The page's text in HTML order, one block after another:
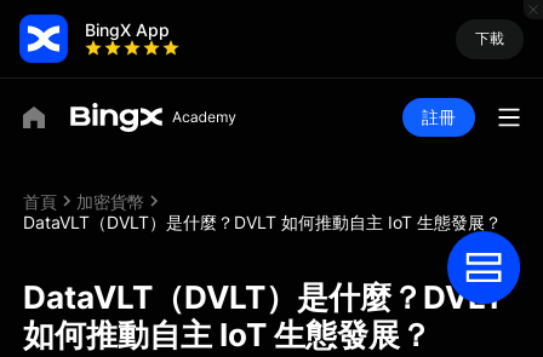
BingX App 下載
註冊
首頁
加密貨幣
DataVLT（DVLT）是什麼？DVLT 如何推動自主 IoT 生態發展？
DataVLT（DVLT）是什麼？DVLT
如何推動自主 IoT 生態發展？